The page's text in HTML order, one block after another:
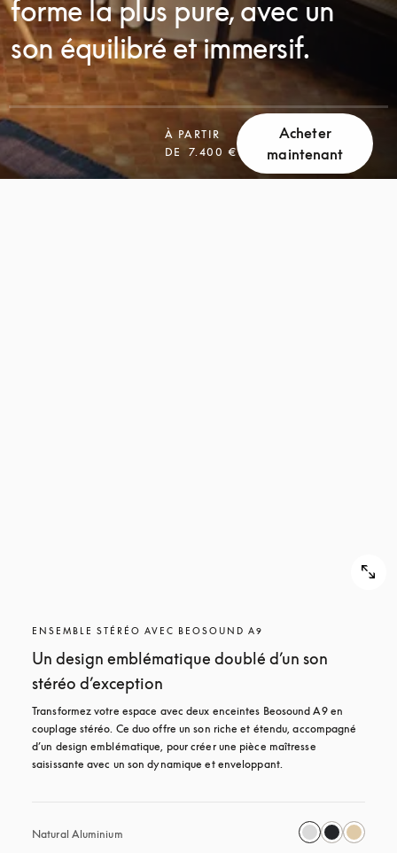
forme la plus pure, avec un
son équilibré et immersif.
À PARTIR
DE
7.400 €
Acheter
maintenant
ENSEMBLE STÉRÉO AVEC BEOSOUND A9
Un design emblématique doublé d’un son
stéréo d’exception
Transformez votre espace avec deux enceintes Beosound A9 en
couplage stéréo. Ce duo offre un son riche et étendu, accompagné
d’un design emblématique, pour créer une pièce maîtresse
saisissante avec un son dynamique et enveloppant.
Natural Aluminium